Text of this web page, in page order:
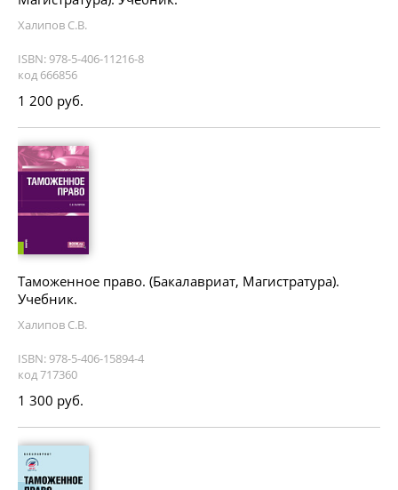
Халипов С.В.
ISBN: 978-5-406-11216-8
код 666856
1 200 руб.
Таможенное право. (Бакалавриат, Магистратура).
Учебник.
Халипов С.В.
ISBN: 978-5-406-15894-4
код 717360
1 300 руб.